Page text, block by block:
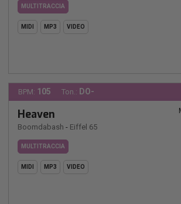
MULTITRACCIA
MIDI MP3 VIDEO
BPM: 105 Ton.: DO-
Heaven
Boomdabash - Eiffel 65
MULTITRACCIA
MIDI MP3 VIDEO